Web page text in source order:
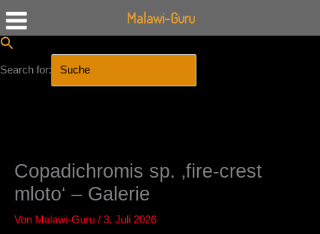
Search for:
Copadichromis sp. ‚fire-crest
mloto‘ – Galerie
Von Malawi-Guru / 3. Juli 2026
Malawi-Guru